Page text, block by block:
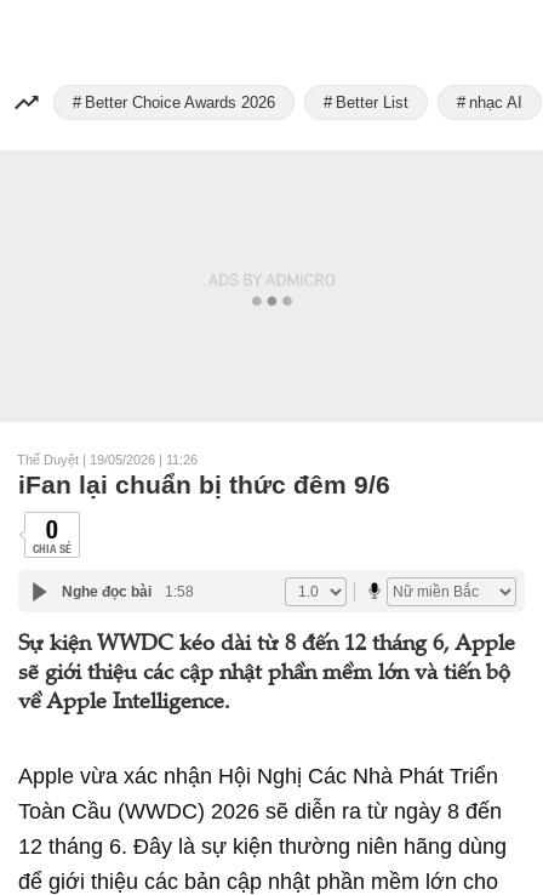
Better Choice Awards 2026 Better List nhạc AI
Thế Duyệt | 19/05/2026 | 11:26
iFan lại chuẩn bị thức đêm 9/6
0
CHIA SẺ
Nghe đọc bài 1:58
Sự kiện WWDC kéo dài từ 8 đến 12 tháng 6, Apple
sẽ giới thiệu các cập nhật phần mềm lớn và tiến bộ
về Apple Intelligence.
Apple vừa xác nhận Hội Nghị Các Nhà Phát Triển
Toàn Cầu (WWDC) 2026 sẽ diễn ra từ ngày 8 đến
12 tháng 6. Đây là sự kiện thường niên hãng dùng
để giới thiệu các bản cập nhật phần mềm lớn cho